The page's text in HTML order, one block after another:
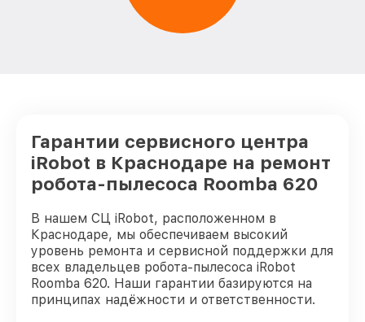
Гарантии сервисного центра
iRobot в Краснодаре на ремонт
робота-пылесоса Roomba 620
В нашем СЦ iRobot, расположенном в
Краснодаре, мы обеспечиваем высокий
уровень ремонта и сервисной поддержки для
всех владельцев робота-пылесоса iRobot
Roomba 620. Наши гарантии базируются на
принципах надёжности и ответственности.